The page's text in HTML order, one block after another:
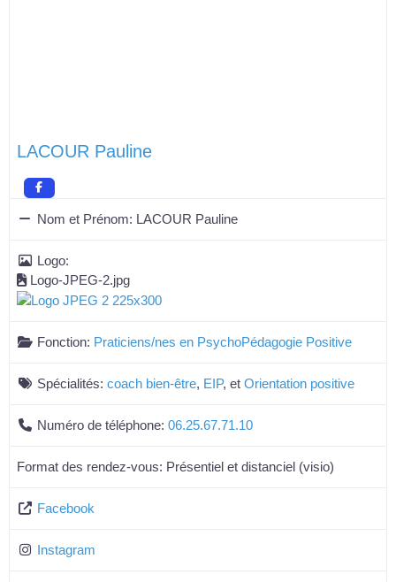
LACOUR Pauline
Nom et Prénom: LACOUR Pauline
Logo:
Logo-JPEG-2.jpg
Fonction: Praticiens/nes en PsychoPédagogie Positive
Spécialités: coach bien-être, EIP, et Orientation positive
Numéro de téléphone: 06.25.67.71.10
Format des rendez-vous: Présentiel et distanciel (visio)
Facebook
Instagram